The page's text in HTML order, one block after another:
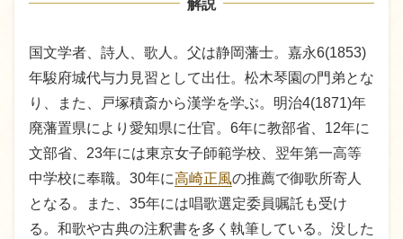
解説
国文学者、詩人、歌人。父は静岡藩士。嘉永6(1853)
年駿府城代与力見習として出仕。松木琴園の門弟とな
り、また、戸塚積斎から漢学を学ぶ。明治4(1871)年
廃藩置県により愛知県に仕官。6年に教部省、12年に
文部省、23年には東京女子師範学校、翌年第一高等
中学校に奉職。30年に高崎正風の推薦で御歌所寄人
となる。また、35年には唱歌選定委員嘱託も受け
る。和歌や古典の注釈書を多く執筆している。没した